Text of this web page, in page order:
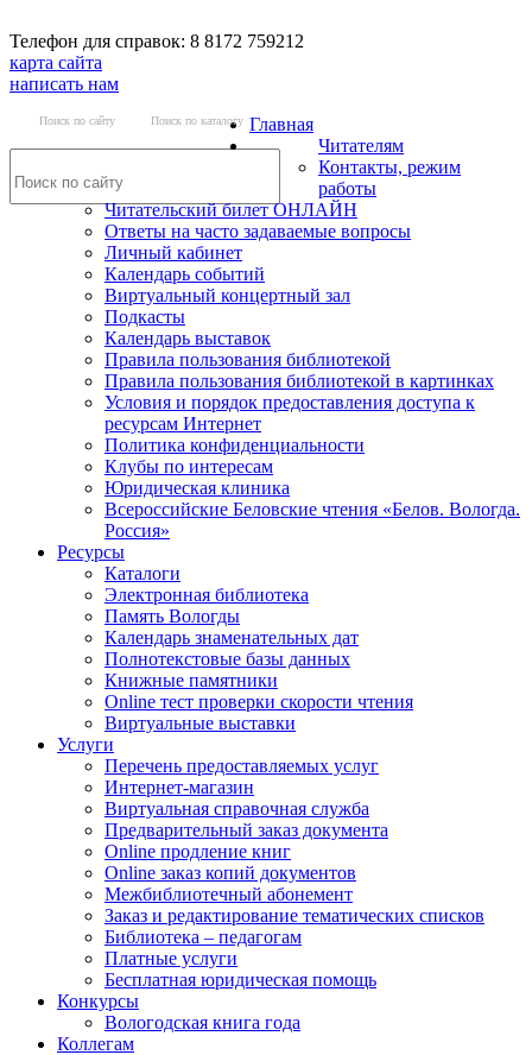
Телефон для справок: 8 8172 759212
карта сайта
написать нам
Поиск по сайту Поиск по каталогу Главная
Читателям
Контакты, режим
работы
Читательский билет ОНЛАЙН
Ответы на часто задаваемые вопросы
Личный кабинет
Календарь событий
Виртуальный концертный зал
Подкасты
Календарь выставок
Правила пользования библиотекой
Правила пользования библиотекой в картинках
Условия и порядок предоставления доступа к
ресурсам Интернет
Политика конфиденциальности
Клубы по интересам
Юридическая клиника
Всероссийские Беловские чтения «Белов. Вологда.
Россия»
Ресурсы
Каталоги
Электронная библиотека
Память Вологды
Календарь знаменательных дат
Полнотекстовые базы данных
Книжные памятники
Online тест проверки скорости чтения
Виртуальные выставки
Услуги
Перечень предоставляемых услуг
Интернет-магазин
Виртуальная справочная служба
Предварительный заказ документа
Online продление книг
Online заказ копий документов
Межбиблиотечный абонемент
Заказ и редактирование тематических списков
Библиотека – педагогам
Платные услуги
Бесплатная юридическая помощь
Конкурсы
Вологодская книга года
Коллегам